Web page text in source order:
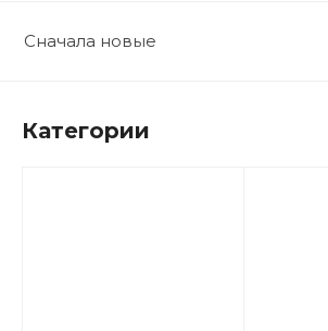
Сначала новые
Категории